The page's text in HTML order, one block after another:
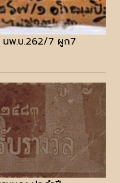
พ.บ.262/7 ผูก7